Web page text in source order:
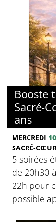
Booste
Sacré-
ans
MERCREDI
SACRÉ-
5 soirées
de 20h30
22h pour
possible